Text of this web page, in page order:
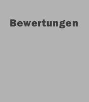
Bewertungen